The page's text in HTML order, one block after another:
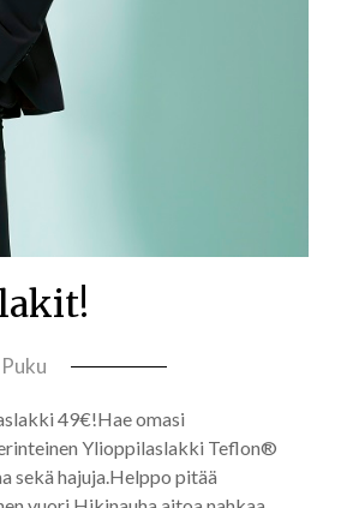
49€!Hae omasi
Ylioppilaslakki Teflon®
sekä hajuja.Helppo pitää